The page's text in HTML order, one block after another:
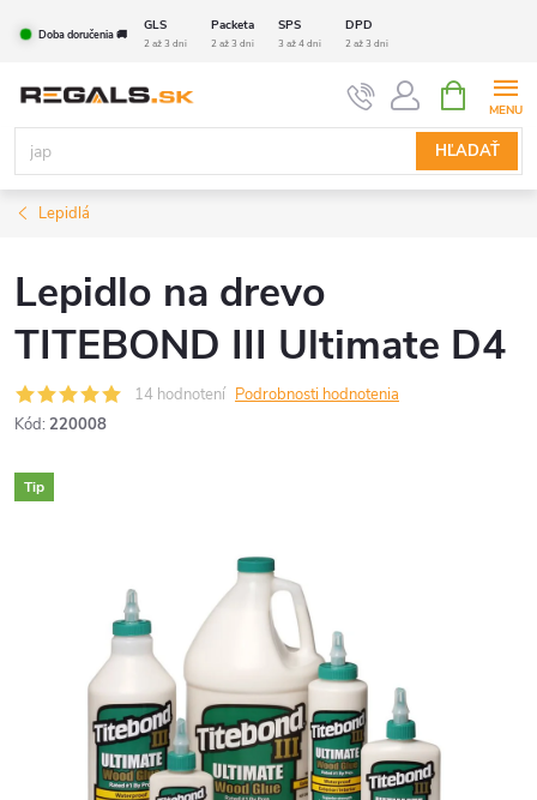
Doba doručenia 🚚
GLS Packeta SPS DPD
2 až 3 dni 2 až 3 dni 3 až 4 dni 2 až 3 dni
HĽADAŤ
KOŠÍK
Lepidlá
Lepidlo na drevo
TITEBOND III Ultimate D4
14 hodnotení Podrobnosti hodnotenia
Kód: 220008
Tip